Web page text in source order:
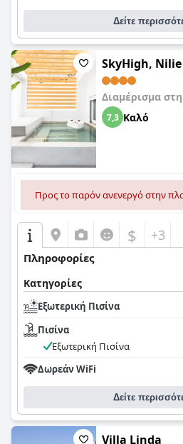
Δείτε
SkyHigh,
Διαμέρισμα στη
7,3 Καλό
Προς το παρόν ανενεργό στην
$ +3
Πληροφορίες
Κατηγορίες
Εξωτερική Πισίνα
Πισίνα
Εξωτερική Πισίνα
Δωρεάν WiFi
Δείτε
Villa Linda